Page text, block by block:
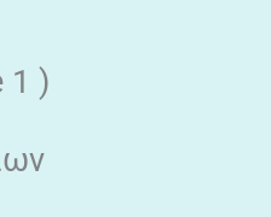
1 )